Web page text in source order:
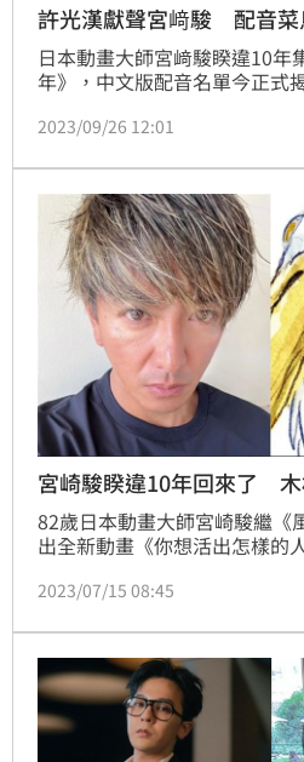
許光漢獻聲宮﨑駿 配音菜
日本動畫大師宮﨑駿睽違10年
年》，中文版配音名單今正式
片中兩大靈魂人物「蒼鷺」與
「夏子」兩角，演繹動人母愛
2023/09/26 12:01
宮崎駿睽違10年回來了
82歲日本動畫大師宮崎駿繼《
出全新動畫《你想活出怎樣的
張視覺海報，沒有做任何宣傳
《霍爾的移動城堡》後睽違19
2023/07/15 08:45